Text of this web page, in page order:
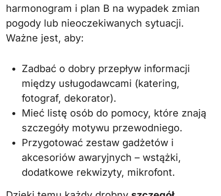
harmonogram i plan B na wypadek zmian
pogody lub nieoczekiwanych sytuacji.
Ważne jest, aby:
Zadbać o dobry przepływ informacji
między usługodawcami (katering,
fotograf, dekorator).
Mieć listę osób do pomocy, które znają
szczegóły motywu przewodniego.
Przygotować zestaw gadżetów i
akcesoriów awaryjnych – wstążki,
dodatkowe rekwizyty, mikrofont.